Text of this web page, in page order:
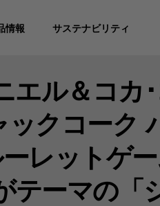
情報 サステナビリティ
エル＆コカ
ックコーク
レットゲ
テーマの「